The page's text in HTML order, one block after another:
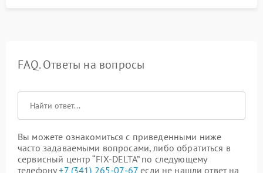
FAQ. Ответы на вопросы
Вы можете ознакомиться с приведенными ниже
часто задаваемыми вопросами, либо обратиться в
сервисный центр “FIX-DELTA” по следующему
телефону+7 (341) 265-07-67 если не нашли ответ на